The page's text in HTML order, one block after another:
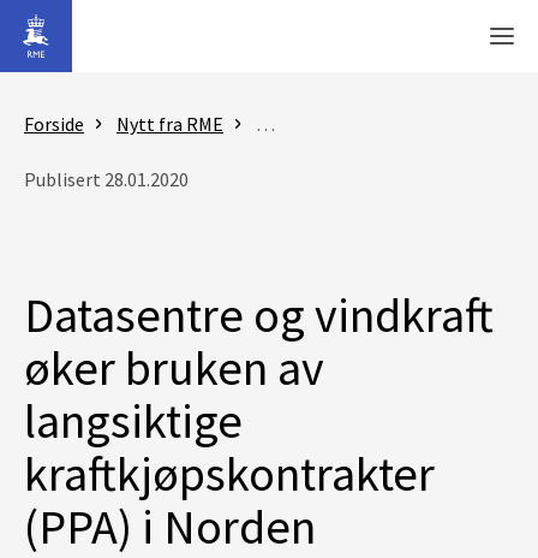
Gå til hovedinnhold
Forside Nytt fra RME Nyheter -
Publisert 28.01.2020
Datasentre og vindkraft
øker bruken av
langsiktige
kraftkjøpskontrakter
(PPA) i Norden